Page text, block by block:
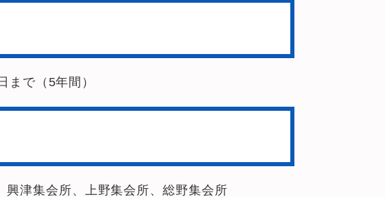
で（5年間）
津集会所、上野集会所、総野集会所